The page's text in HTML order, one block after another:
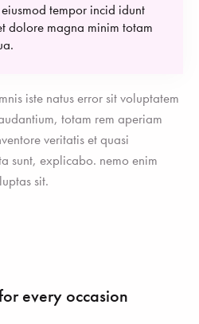
tempor incid idunt
dolore magna minim totam
iste natus error sit voluptatem
totam rem aperiam
veritatis et quasi
sunt, explicabo. nemo enim
sit.
every occasion